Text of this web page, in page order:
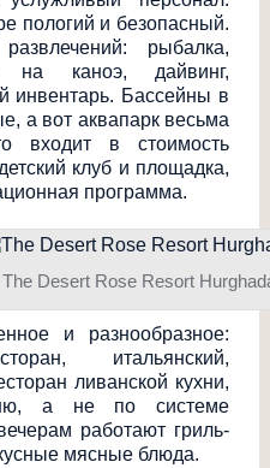
пологий и безопасный.
рыбалка,
на каноэ, дайвинг,
инвентарь. Бассейны в
а вот аквапарк весьма
входит в стоимость
клуб и площадка,
программа.
The Desert Rose Resort
и разнообразное:
итальянский,
ливанской кухни,
а не по системе
работают гриль-
мясные блюда.